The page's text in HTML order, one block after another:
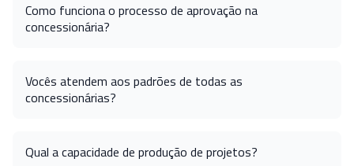
Como funciona o processo de aprovação na
concessionária?
Vocês atendem aos padrões de todas as
concessionárias?
Qual a capacidade de produção de projetos?